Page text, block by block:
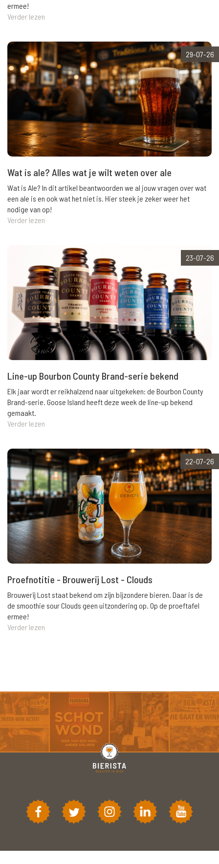
ermee!
Verder lezen
29-07-26
Wat is ale? Alles wat je wilt weten over ale
Wat is Ale? In dit artikel beantwoorden we al jouw vragen over wat
een ale is en ook wat het niet is. Hier steek je zeker weer het
nodige van op!
Verder lezen
23-07-26
Line-up Bourbon County Brand-serie bekend
Elk jaar wordt er reikhalzend naar uitgekeken: de Bourbon County
Brand-serie. Goose Island heeft deze week de line-up bekend
gemaakt.
Verder lezen
22-07-26
Proefnotitie - Brouwerij Lost - Clouds
Brouwerij Lost staat bekend om zijn bijzondere bieren. Daar is de
de smoothie sour Clouds geen uitzondering op. Op de proeftafel
ermee!
Verder lezen